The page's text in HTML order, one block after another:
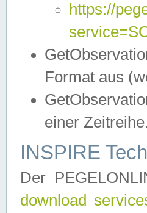
https://
Format aus
einer Zeitreihe.
INSPIRE
Der
download